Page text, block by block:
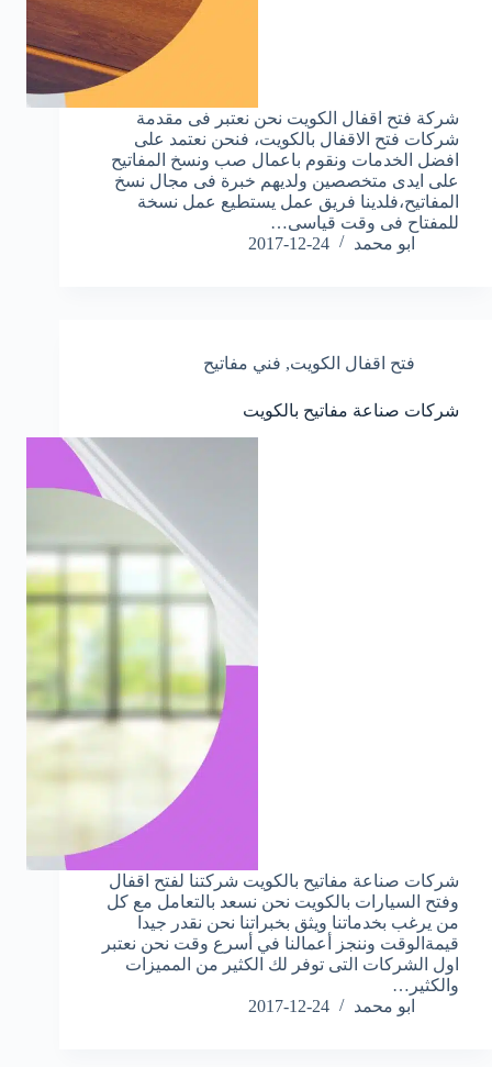
شركة فتح اقفال الكويت نحن نعتبر فى مقدمة
شركات فتح الاقفال بالكويت، فنحن نعتمد على
افضل الخدمات ونقوم باعمال صب ونسخ المفاتيح
على ايدى متخصصين ولديهم خبرة فى مجال نسخ
المفاتيح،فلدينا فريق عمل يستطيع عمل نسخة
للمفتاح فى وقت قياسى…
ابو محمد
2017-12-24
فتح اقفال الكويت, فني مفاتيح
شركات صناعة مفاتيح بالكويت
شركات صناعة مفاتيح بالكويت شركتنا لفتح اقفال
وفتح السيارات بالكويت نحن نسعد بالتعامل مع كل
من يرغب بخدماتنا ويثق بخبراتنا نحن نقدر جيدا
قيمةالوقت وننجز أعمالنا في أسرع وقت نحن نعتبر
اول الشركات التى توفر لك الكثير من المميزات
والكثير…
ابو محمد
2017-12-24